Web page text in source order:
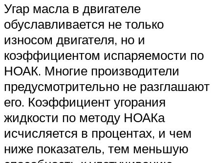
Угар масла в двигателе
обуславливается не только
износом двигателя, но и
коэффициентом испаряемости по
НОАК. Многие производители
предусмотрительно не разглашают
его. Коэффициент угорания
жидкости по методу НОАКа
исчисляется в процентах, и чем
ниже показатель, тем меньшую